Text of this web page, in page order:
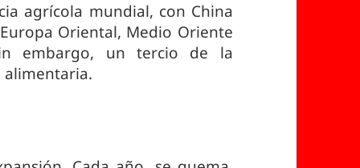
agrícola mundial, con China
Oriental, Medio Oriente
embargo, un tercio de la